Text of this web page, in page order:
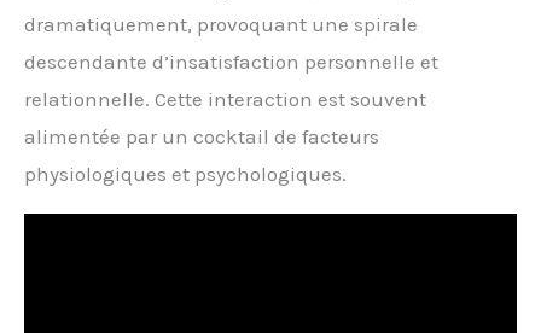
dramatiquement, provoquant une spirale
descendante d’insatisfaction personnelle et
relationnelle. Cette interaction est souvent
alimentée par un cocktail de facteurs
physiologiques et psychologiques.